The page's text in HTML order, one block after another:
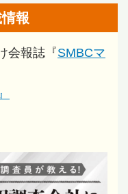
報
会報誌『SMBCマ